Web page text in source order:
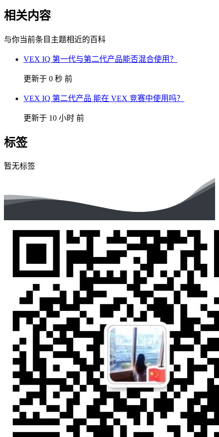
相关内容
与你当前条目主题相近的百科
VEX IQ 第一代与第二代产品能否混合使用？
更新于 0 秒 前
VEX IQ 第二代产品 能在 VEX 竞赛中使用吗？
更新于 10 小时 前
标签
暂无标签